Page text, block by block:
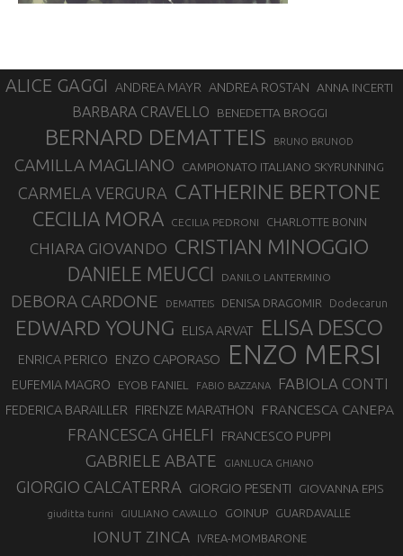
ALICE GAGGI ANDREA MAYR ANDREA ROSTAN ANNA INCERTI
BARBARA CRAVELLO BENEDETTA BROGGI
BERNARD DEMATTEIS BRUNO BRUNOD
CAMILLA MAGLIANO CAMPIONATO ITALIANO SKYRUNNING
CARMELA VERGURA CATHERINE BERTONE
CECILIA MORA CECILIA PEDRONI CHARLOTTE BONIN
CHIARA GIOVANDO CRISTIAN MINOGGIO
DANIELE MEUCCI DANILO LANTERMINO
DEBORA CARDONE DEMATTEIS DENISA DRAGOMIR Dodecarun
EDWARD YOUNG ELISA ARVAT ELISA DESCO
ENRICA PERICO ENZO CAPORASO ENZO MERSI
EUFEMIA MAGRO EYOB FANIEL FABIO BAZZANA FABIOLA CONTI
FEDERICA BARAILLER FIRENZE MARATHON FRANCESCA CANEPA
FRANCESCA GHELFI FRANCESCO PUPPI
GABRIELE ABATE GIANLUCA GHIANO
GIORGIO CALCATERRA GIORGIO PESENTI GIOVANNA EPIS
giuditta turini GIULIANO CAVALLO GOINUP GUARDAVALLE
IONUT ZINCA IVREA-MOMBARONE